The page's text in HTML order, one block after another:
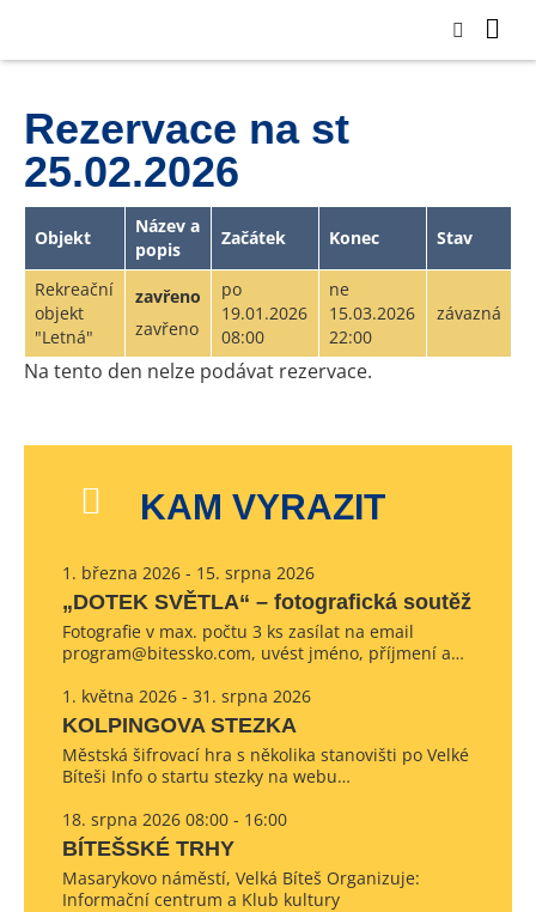
Rezervace na st
25.02.2026
Objekt
Název a
popis
Začátek Konec Stav
Rekreační
objekt
"Letná"
zavřeno
zavřeno
po
19.01.2026
08:00
ne
15.03.2026
22:00
závazná
Na tento den nelze podávat rezervace.
KAM VYRAZIT
1. března 2026 - 15. srpna 2026
„DOTEK SVĚTLA“ – fotografická soutěž
Fotografie v max. počtu 3 ks zasílat na email
program@bitessko.com, uvést jméno, příjmení a…
1. května 2026 - 31. srpna 2026
KOLPINGOVA STEZKA
Městská šifrovací hra s několika stanovišti po Velké
Bíteši Info o startu stezky na webu…
18. srpna 2026 08:00 - 16:00
BÍTEŠSKÉ TRHY
Masarykovo náměstí, Velká Bíteš Organizuje:
Informační centrum a Klub kultury